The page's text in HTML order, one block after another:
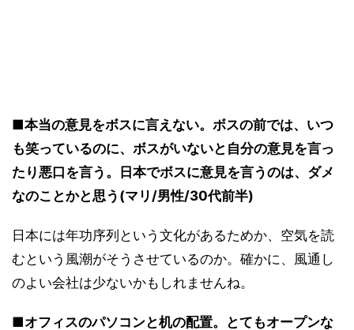
■本当の意見をボスに言えない。ボスの前では、いつ
も笑っているのに、ボスがいないと自分の意見を言っ
たり悪口を言う。日本でボスに意見を言うのは、ダメ
なのことかと思う(マリ/男性/30代前半)
日本には年功序列という文化があるためか、空気を読
むという風潮がそうさせているのか。確かに、風通し
のよい会社は少ないかもしれませんね。
■オフィスのパソコンと机の配置。とてもオープンな